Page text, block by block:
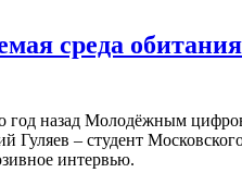
среда
год назад Молодёжным
Гуляев – студент
интервью.